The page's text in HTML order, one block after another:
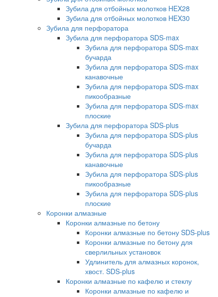
Зубила для отбойных молотков HEX28
Зубила для отбойных молотков HEX30
Зубила для перфоратора
Зубила для перфоратора SDS-max
Зубила для перфоратора SDS-max
бучарда
Зубила для перфоратора SDS-max
канавочные
Зубила для перфоратора SDS-max
пикообразные
Зубила для перфоратора SDS-max
плоские
Зубила для перфоратора SDS-plus
Зубила для перфоратора SDS-plus
бучарда
Зубила для перфоратора SDS-plus
канавочные
Зубила для перфоратора SDS-plus
пикообразные
Зубила для перфоратора SDS-plus
плоские
Коронки алмазные
Коронки алмазные по бетону
Коронки алмазные по бетону SDS-plus
Коронки алмазные по бетону для
сверлильных установок
Удлинитель для алмазных коронок,
хвост. SDS-plus
Коронки алмазные по кафелю и стеклу
Коронки алмазные по кафелю и